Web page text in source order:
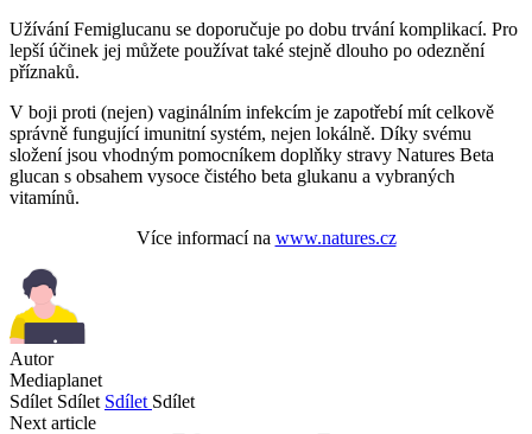
Užívání Femiglucanu se doporučuje po dobu trvání komplikací. Pro
lepší účinek jej můžete používat také stejně dlouho po odeznění
příznaků.
V boji proti (nejen) vaginálním infekcím je zapotřebí mít celkově
správně fungující imunitní systém, nejen lokálně. Díky svému
složení jsou vhodným pomocníkem doplňky stravy Natures Beta
glucan s obsahem vysoce čistého beta glukanu a vybraných
vitamínů.
Více informací na www.natures.cz
Autor
Mediaplanet
Sdílet Sdílet Sdílet Sdílet
Next article